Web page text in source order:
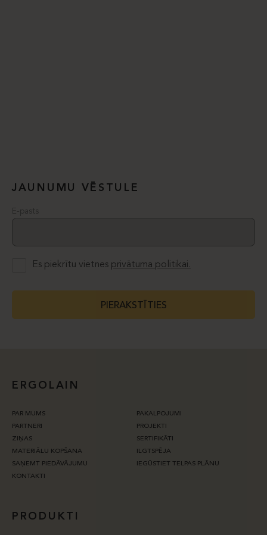
JAUNUMU VĒSTULE
E-pasts
Es piekrītu vietnes privātuma politikai.
PIERAKSTĪTIES
ERGOLAIN
PAR MUMS
PAKALPOJUMI
PARTNERI
PROJEKTI
ZIŅAS
SERTIFIKĀTI
MATERIĀLU KOPŠANA
ILGTSPĒJA
SAŅEMT PIEDĀVĀJUMU
IEGŪSTIET TELPAS PLĀNU
KONTAKTI
PRODUKTI